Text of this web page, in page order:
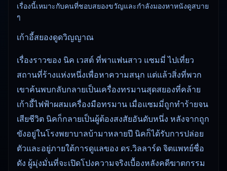
เรื่องนี้เหมาะกับคนที่ชอบสยองขวัญและกำลังมองหาหนังดูสบาย
ๆ
เก้าอี้สยองดูดวิญญาณ
เรื่องราวของ นิค เวสต์ ที่พาแฟนสาว แซมมี่ ไปเที่ยว
สถานที่ร้างแห่งหนึ่งเพื่อหาความสนุก แต่แล้วสิ่งที่พวก
เขาค้นพบกลับกลายเป็นเครื่องทรมานสุดสยองที่คล้าย
เก้าอี้ไฟฟ้าผสมเครื่องมือทรมาน เมื่อแซมมี่ถูกทำร้ายจน
เสียชีวิต นิคก็กลายเป็นผู้ต้องสงสัยอันดับหนึ่ง หลังจากถูก
ขังอยู่ในโรงพยาบาลบ้ามาหลายปี นิคก็ได้รับการปล่อย
ตัวและอยู่ภายใต้การดูแลของ ดร.วิลลาร์ด จิตแพทย์ชื่อ
ดัง ผู้มุ่งมั่นที่จะเปิดโปงความจริงเบื้องหลังคดีฆาตกรรม